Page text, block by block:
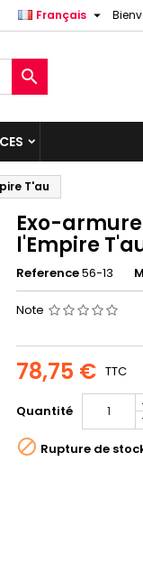
Français 

T'au
Exo-
l'Empire
Reference56-13
Note
78,75 € TTC
Quantité
 Rupture de